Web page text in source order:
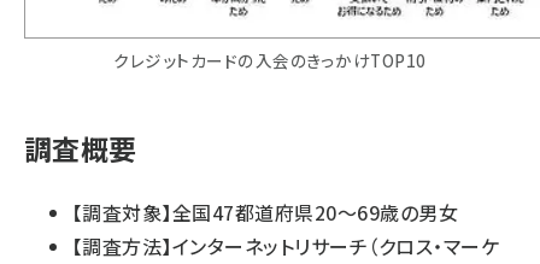
クレジットカードの入会のきっかけTOP10
調査概要
【調査対象】全国47都道府県20～69歳の男女
【調査方法】インターネットリサーチ（クロス・マーケ